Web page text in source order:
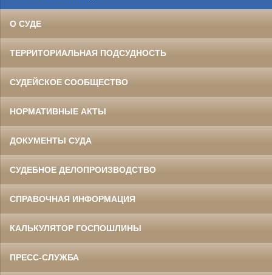
О СУДЕ
ТЕРРИТОРИАЛЬНАЯ ПОДСУДНОСТЬ
СУДЕЙСКОЕ СООБЩЕСТВО
НОРМАТИВНЫЕ АКТЫ
ДОКУМЕНТЫ СУДА
СУДЕБНОЕ ДЕЛОПРОИЗВОДСТВО
СПРАВОЧНАЯ ИНФОРМАЦИЯ
КАЛЬКУЛЯТОР ГОСПОШЛИНЫ
ПРЕСС-СЛУЖБА